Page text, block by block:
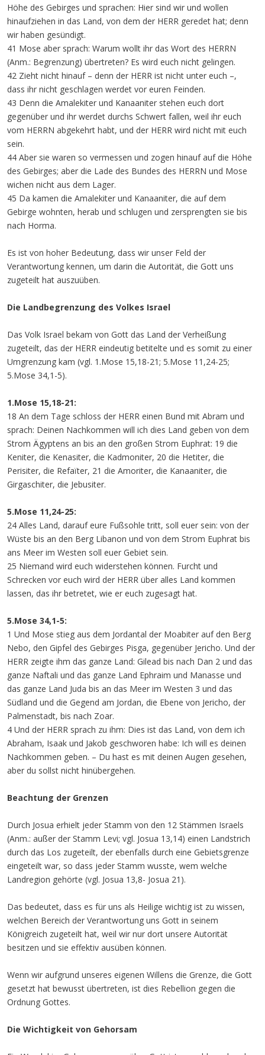
Höhe des Gebirges und sprachen: Hier sind wir und wollen
hinaufziehen in das Land, von dem der HERR geredet hat; denn
wir haben gesündigt.
41 Mose aber sprach: Warum wollt ihr das Wort des HERRN
(Anm.: Begrenzung) übertreten? Es wird euch nicht gelingen.
42 Zieht nicht hinauf – denn der HERR ist nicht unter euch –,
dass ihr nicht geschlagen werdet vor euren Feinden.
43 Denn die Amalekiter und Kanaaniter stehen euch dort
gegenüber und ihr werdet durchs Schwert fallen, weil ihr euch
vom HERRN abgekehrt habt, und der HERR wird nicht mit euch
sein.
44 Aber sie waren so vermessen und zogen hinauf auf die Höhe
des Gebirges; aber die Lade des Bundes des HERRN und Mose
wichen nicht aus dem Lager.
45 Da kamen die Amalekiter und Kanaaniter, die auf dem
Gebirge wohnten, herab und schlugen und zersprengten sie bis
nach Horma.
Es ist von hoher Bedeutung, dass wir unser Feld der
Verantwortung kennen, um darin die Autorität, die Gott uns
zugeteilt hat auszuüben.
Die Landbegrenzung des Volkes Israel
Das Volk Israel bekam von Gott das Land der Verheißung
zugeteilt, das der HERR eindeutig betitelte und es somit zu einer
Umgrenzung kam (vgl. 1.Mose 15,18-21; 5.Mose 11,24-25;
5.Mose 34,1-5).
1.Mose 15,18-21:
18 An dem Tage schloss der HERR einen Bund mit Abram und
sprach: Deinen Nachkommen will ich dies Land geben von dem
Strom Ägyptens an bis an den großen Strom Euphrat: 19 die
Keniter, die Kenasiter, die Kadmoniter, 20 die Hetiter, die
Perisiter, die Refaïter, 21 die Amoriter, die Kanaaniter, die
Girgaschiter, die Jebusiter.
5.Mose 11,24-25:
24 Alles Land, darauf eure Fußsohle tritt, soll euer sein: von der
Wüste bis an den Berg Libanon und von dem Strom Euphrat bis
ans Meer im Westen soll euer Gebiet sein.
25 Niemand wird euch widerstehen können. Furcht und
Schrecken vor euch wird der HERR über alles Land kommen
lassen, das ihr betretet, wie er euch zugesagt hat.
5.Mose 34,1-5:
1 Und Mose stieg aus dem Jordantal der Moabiter auf den Berg
Nebo, den Gipfel des Gebirges Pisga, gegenüber Jericho. Und der
HERR zeigte ihm das ganze Land: Gilead bis nach Dan 2 und das
ganze Naftali und das ganze Land Ephraim und Manasse und
das ganze Land Juda bis an das Meer im Westen 3 und das
Südland und die Gegend am Jordan, die Ebene von Jericho, der
Palmenstadt, bis nach Zoar.
4 Und der HERR sprach zu ihm: Dies ist das Land, von dem ich
Abraham, Isaak und Jakob geschworen habe: Ich will es deinen
Nachkommen geben. – Du hast es mit deinen Augen gesehen,
aber du sollst nicht hinübergehen.
Beachtung der Grenzen
Durch Josua erhielt jeder Stamm von den 12 Stämmen Israels
(Anm.: außer der Stamm Levi; vgl. Josua 13,14) einen Landstrich
durch das Los zugeteilt, der ebenfalls durch eine Gebietsgrenze
eingeteilt war, so dass jeder Stamm wusste, wem welche
Landregion gehörte (vgl. Josua 13,8- Josua 21).
Das bedeutet, dass es für uns als Heilige wichtig ist zu wissen,
welchen Bereich der Verantwortung uns Gott in seinem
Königreich zugeteilt hat, weil wir nur dort unsere Autorität
besitzen und sie effektiv ausüben können.
Wenn wir aufgrund unseres eigenen Willens die Grenze, die Gott
gesetzt hat bewusst übertreten, ist dies Rebellion gegen die
Ordnung Gottes.
Die Wichtigkeit von Gehorsam